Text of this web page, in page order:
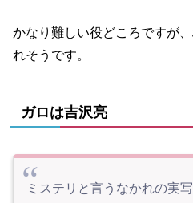
かなり難しい役どころですが
れそうです。
ガロは吉沢亮
ミステリと言うなかれの実